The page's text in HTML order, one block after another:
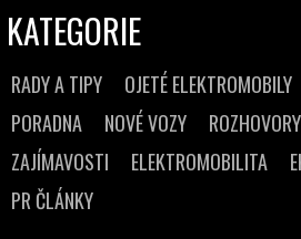
KATEGORIE
RADY A TIPY OJETÉ ELEKTROMOBILY
PORADNA
NOVÉ VOZY ROZHOVORY
ZAJÍMAVOSTI
ELEKTROMOBILITA
PR ČLÁNKY